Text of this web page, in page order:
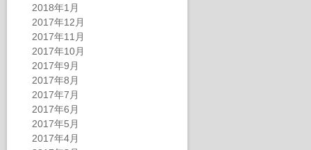
2018年1月
2017年12月
2017年11月
2017年10月
2017年9月
2017年8月
2017年7月
2017年6月
2017年5月
2017年4月